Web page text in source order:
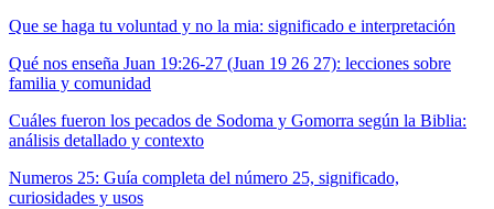
Que se haga tu voluntad y no la mia: significado e interpretación
Qué nos enseña Juan 19:26-27 (Juan 19 26 27): lecciones sobre
familia y comunidad
Cuáles fueron los pecados de Sodoma y Gomorra según la Biblia:
análisis detallado y contexto
Numeros 25: Guía completa del número 25, significado,
curiosidades y usos